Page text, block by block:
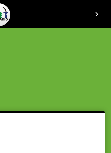
chevron_right